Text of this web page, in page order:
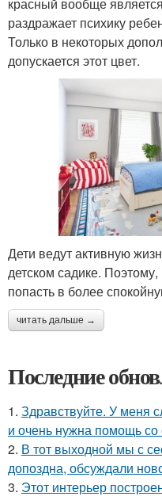
раздражает психику
Только в некоторых
допускается этот цвет.
Дети ведут активную
детском садике.
попасть в более
читать дальше →
Последние
1. Здравствуйте. У меня
и очень нужна помощь со
2. В тот выходной мы с
допоздна, обсуждали
3. Этот интерьер